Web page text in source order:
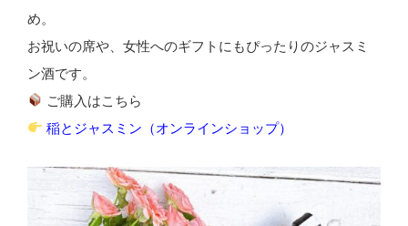
め。
お祝いの席や、女性へのギフトにもぴったりのジャスミ
ン酒です。
ご購入はこちら
稲とジャスミン（オンラインショップ）